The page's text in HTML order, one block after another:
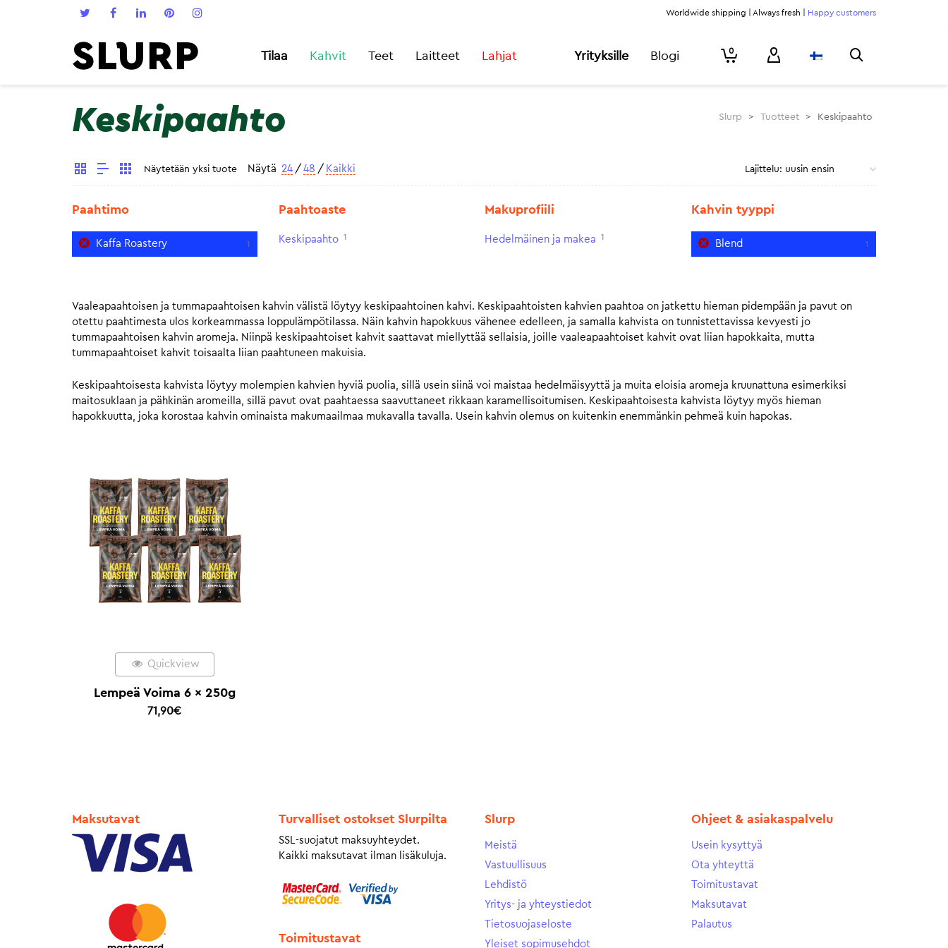
Worldwide shipping | Always fresh | Happy customers
Tilaa Kahvit Teet Laitteet Lahjat Yrityksille Blogi 0
Keskipaahto Slurp > Tuotteet > Keskipaahto
Näytetään yksi tuote Näytä 24 / 48 / Kaikki
Paahtimo
Kaffa Roastery 1
Paahtoaste
Keskipaahto 1
Makuprofiili
Hedelmäinen ja makea 1
Kahvin tyyppi
Blend 1
Vaaleapaahtoisen ja tummapaahtoisen kahvin välistä löytyy keskipaahtoinen kahvi. Keskipaahtoisten kahvien paahtoa on jatkettu hieman pidempään ja pavut on
otettu paahtimesta ulos korkeammassa loppulämpötilassa. Näin kahvin hapokkuus vähenee edelleen, ja samalla kahvista on tunnistettavissa kevyesti jo
tummapaahtoisen kahvin aromeja. Niinpä keskipaahtoiset kahvit saattavat miellyttää sellaisia, joille vaaleapaahtoiset kahvit ovat liian hapokkaita, mutta
tummapaahtoiset kahvit toisaalta liian paahtuneen makuisia.
Keskipaahtoisesta kahvista löytyy molempien kahvien hyviä puolia, sillä usein siinä voi maistaa hedelmäisyyttä ja muita eloisia aromeja kruunattuna esimerkiksi
maitosuklaan ja pähkinän aromeilla, sillä pavut ovat paahtaessa saavuttaneet rikkaan karamellisoitumisen. Keskipaahtoisesta kahvista löytyy myös hieman
hapokkuutta, joka korostaa kahvin ominaista makumaailmaa mukavalla tavalla. Usein kahvin olemus on kuitenkin enemmänkin pehmeä kuin hapokas.
Quickview
Lempeä Voima 6 x 250g
71,90€
Maksutavat Turvalliset ostokset Slurpilta
SSL-suojatut maksuyhteydet.
Kaikki maksutavat ilman lisäkuluja.
Toimitustavat
Slurp
Meistä
Vastuullisuus
Lehdistö
Yritys- ja yhteystiedot
Tietosuojaseloste
Yleiset sopimusehdot
Ohjeet & asiakaspalvelu
Usein kysyttyä
Ota yhteyttä
Toimitustavat
Maksutavat
Palautus